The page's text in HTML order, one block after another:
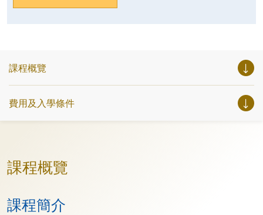
課程概覽
費用及入學條件
課程概覽
課程簡介